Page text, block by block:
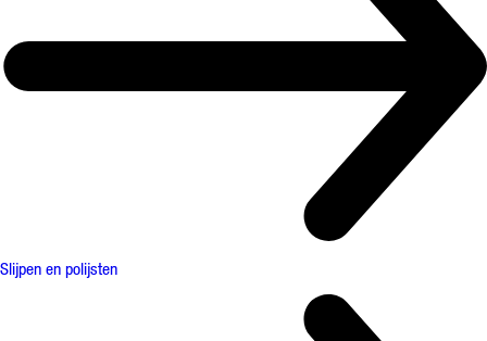
Slijpen en polijsten